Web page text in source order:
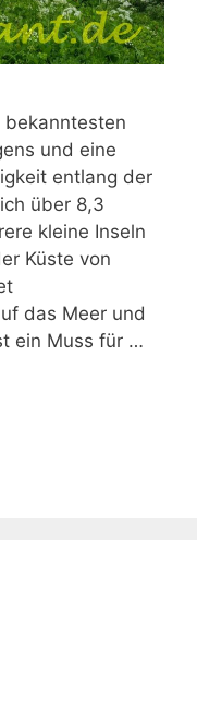
bekanntesten
und eine
entlang der
über 8,3
kleine Inseln
Küste von
das Meer und
ein Muss für …